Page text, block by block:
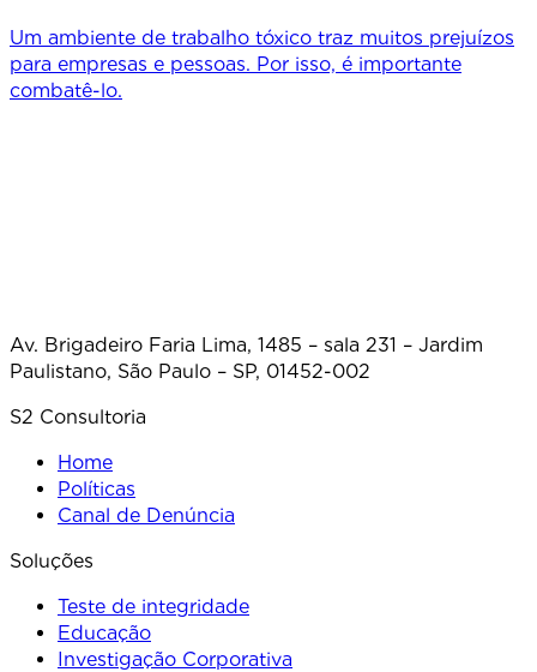
Um ambiente de trabalho tóxico traz muitos prejuízos
para empresas e pessoas. Por isso, é importante
combatê-lo.
Av. Brigadeiro Faria Lima, 1485 – sala 231 – Jardim
Paulistano, São Paulo – SP, 01452-002
S2 Consultoria
Home
Políticas
Canal de Denúncia
Soluções
Teste de integridade
Educação
Investigação Corporativa